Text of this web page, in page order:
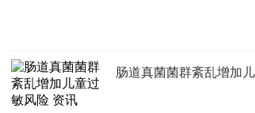
肠道真菌菌群紊乱增加